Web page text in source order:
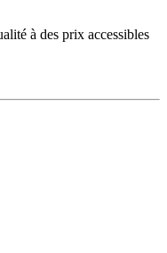
à des prix accessibles